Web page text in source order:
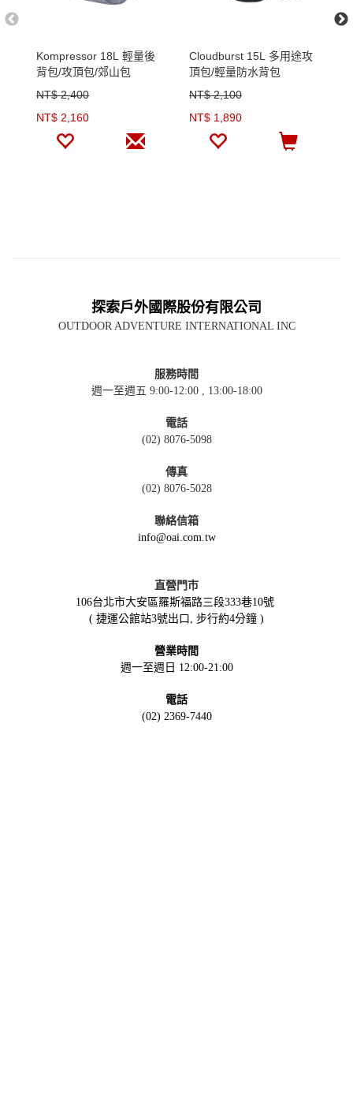
Kompressor 18L 輕量後
背包/攻頂包/郊山包
NT$ 2,400
NT$ 2,160
Cloudburst 15L 多用途攻
頂包/輕量防水背包
NT$ 2,100
NT$ 1,890
探索戶外國際股份有限公司
OUTDOOR ADVENTURE INTERNATIONAL INC
服務時間
週一至週五 9:00-12:00 , 13:00-18:00
電話
(02) 8076-5098
傳真
(02) 8076-5028
聯絡信箱
info@oai.com.tw
直營門市
106台北市大安區羅斯福路三段333巷10號
( 捷運公館站3號出口, 步行約4分鐘 )
營業時間
週一至週日 12:00-21:00
電話
(02) 2369-7440